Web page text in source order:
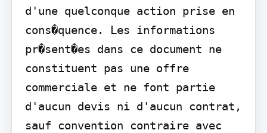
d'une quelconque action prise en
cons�quence. Les informations
pr�sent�es dans ce document ne
constituent pas une offre
commerciale et ne font partie
d'aucun devis ni d'aucun contrat,
sauf convention contraire avec